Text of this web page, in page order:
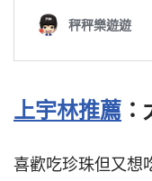
上宇林推薦
喜歡吃珍珠但又想